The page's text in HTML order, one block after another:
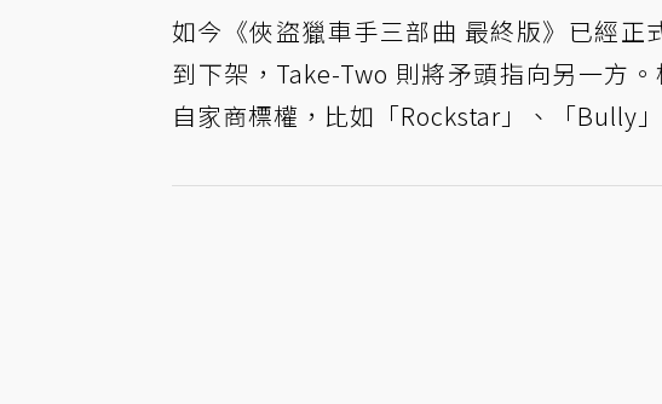
如今《俠盜獵車手三部曲 最終版》已經
到下架，Take-Two 則將矛頭指向另一方
自家商標權，比如「Rockstar」、「Bully